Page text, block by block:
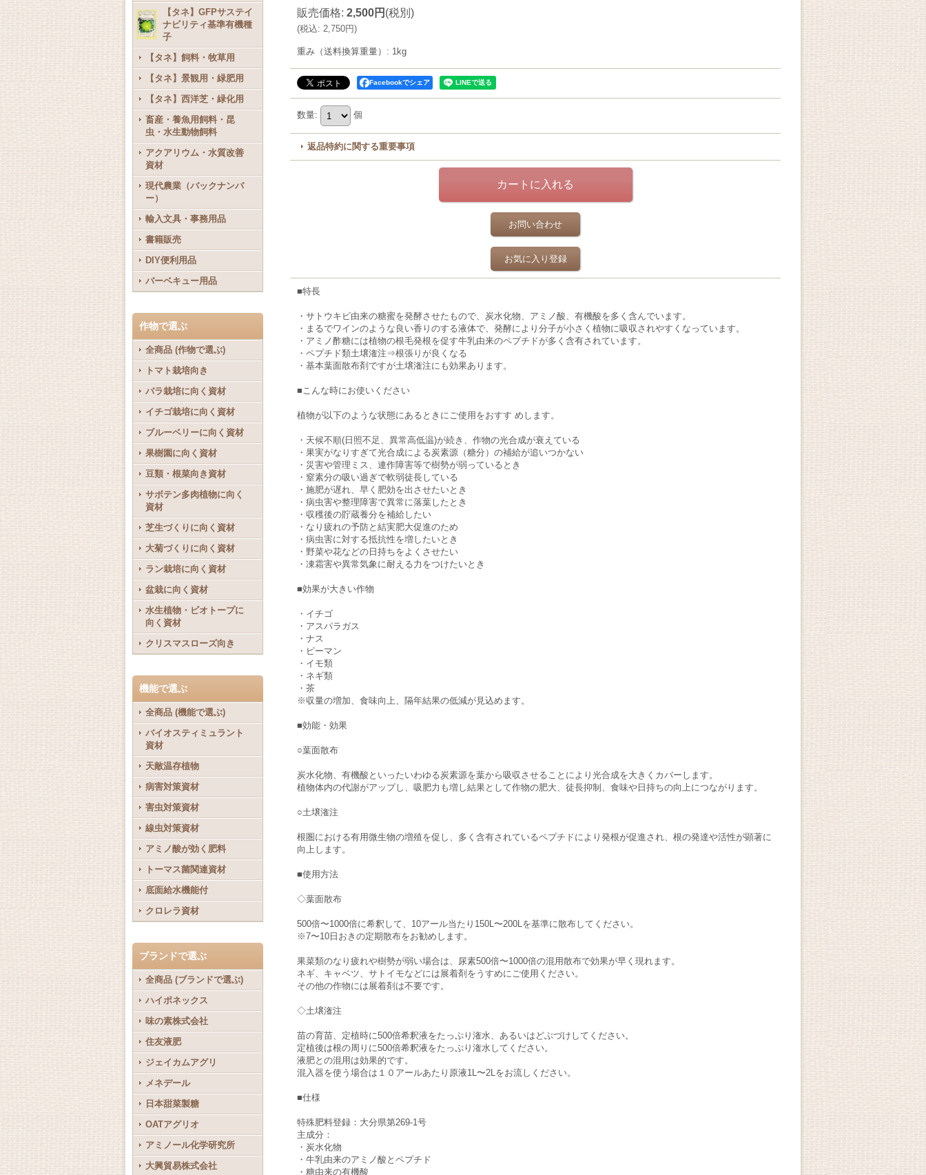
【タネ】GFPサステイ
ナビリティ基準有機種
子
【タネ】飼料・牧草用
【タネ】景観用・緑肥用
【タネ】西洋芝・緑化用
畜産・養魚用飼料・昆
虫・水生動物飼料
アクアリウム・水質改善
資材
現代農業（バックナンバ
ー）
輸入文具・事務用品
書籍販売
DIY便利用品
バーベキュー用品
作物で選ぶ
全商品 (作物で選ぶ)
トマト栽培向き
バラ栽培に向く資材
イチゴ栽培に向く資材
ブルーベリーに向く資材
果樹園に向く資材
豆類・根菜向き資材
サボテン多肉植物に向く
資材
芝生づくりに向く資材
大菊づくりに向く資材
ラン栽培に向く資材
盆栽に向く資材
水生植物・ビオトープに
向く資材
クリスマスローズ向き
機能で選ぶ
全商品 (機能で選ぶ)
バイオスティミュラント
資材
天敵温存植物
病害対策資材
害虫対策資材
線虫対策資材
アミノ酸が効く肥料
トーマス菌関連資材
底面給水機能付
クロレラ資材
ブランドで選ぶ
全商品 (ブランドで選ぶ)
ハイポネックス
味の素株式会社
住友液肥
ジェイカムアグリ
メネデール
日本甜菜製糖
OATアグリオ
アミノール化学研究所
大興貿易株式会社
販売価格: 2,500円 (税別)
(税込: 2,750円)
重み（送料換算重量） : 1kg
Facebookでシェア
数量: 個
返品特約に関する重要事項
お問い合わせ
お気に入り登録
■特長
・サトウキビ由来の糖蜜を発酵させたもので、炭水化物、アミノ酸、有機酸を多く含んでいます。
・まるでワインのような良い香りのする液体で、発酵により分子が小さく植物に吸収されやすくなっています。
・アミノ酢糖には植物の根毛発根を促す牛乳由来のペプチドが多く含有されています。
・ペプチド類土壌潅注⇒根張りが良くなる
・基本葉面散布剤ですが土壌潅注にも効果あります。
■こんな時にお使いください
植物が以下のような状態にあるときにご使⽤をおすす めします。
・天候不順(日照不足、異常高低温)が続き、作物の光合成が衰えている
・果実がなりすぎて光合成による炭素源（糖分）の補給が追いつかない
・災害や管理ミス、連作障害等で樹勢が弱っているとき
・窒素分の吸い過ぎで軟弱徒長している
・施肥が遅れ、早く肥効を出させたいとき
・病虫害や整理障害で異常に落葉したとき
・収穫後の貯蔵養分を補給したい
・なり疲れの予防と結実肥大促進のため
・病虫害に対する抵抗性を増したいとき
・野菜や花などの日持ちをよくさせたい
・凍霜害や異常気象に耐える力をつけたいとき
■効果が大きい作物
・イチゴ
・アスパラガス
・ナス
・ピーマン
・イモ類
・ネギ類
・茶
※収量の増加、食味向上、隔年結果の低減が見込めます。
■効能・効果
○葉面散布
炭水化物、有機酸といったいわゆる炭素源を葉から吸収させることにより光合成を大きくカバーします。
植物体内の代謝がアップし、吸肥力も増し結果として作物の肥大、徒長抑制、食味や日持ちの向上につながります。
○土壌潅注
根圏における有用微生物の増殖を促し、多く含有されているペプチドにより発根が促進され、根の発達や活性が顕著に
向上します。
■使用方法
◇葉面散布
500倍〜1000倍に希釈して、10アール当たり150L〜200Lを基準に散布してください。
※7〜10日おきの定期散布をお勧めします。
果菜類のなり疲れや樹勢が弱い場合は、尿素500倍〜1000倍の混用散布で効果が早く現れます。
ネギ、キャベツ、サトイモなどには展着剤をうすめにご使用ください。
その他の作物には展着剤は不要です。
◇土壌潅注
苗の育苗、定植時に500倍希釈液をたっぷり潅水、あるいはどぶづけしてください。
定植後は根の周りに500倍希釈液をたっぷり潅水してください。
液肥との混用は効果的です。
混入器を使う場合は１０アールあたり原液1L〜2Lをお流しください。
■仕様
特殊肥料登録：大分県第269-1号
主成分：
・炭水化物
・牛乳由来のアミノ酸とペプチド
・糖由来の有機酸